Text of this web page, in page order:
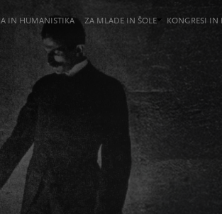
IN HUMANISTIKA ZA MLADE IN ŠOLE KONGRESI IN